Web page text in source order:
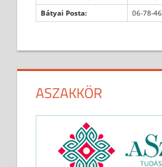
Bátyai Posta:
06-78-
ASZAKKÖR